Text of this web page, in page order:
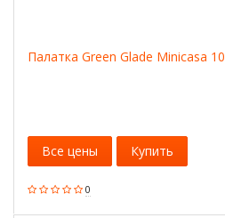
Палатка Green Glade Minicasa 10
0
Все цены Купить